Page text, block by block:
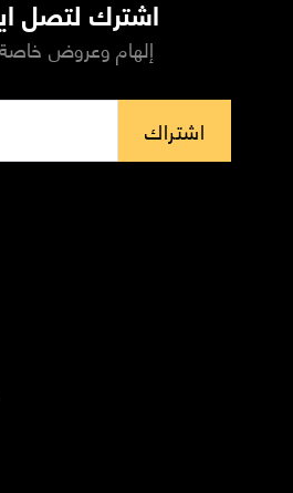
اشترك لتصل
إلهام وعروض خاصة
اشتراك